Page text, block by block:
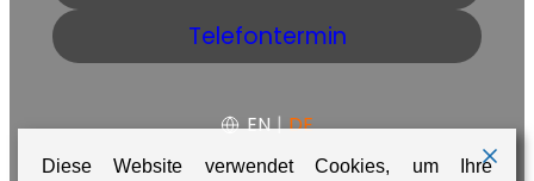
Telefontermin
EN | DE
Diese Website verwendet Cookies, um Ihre